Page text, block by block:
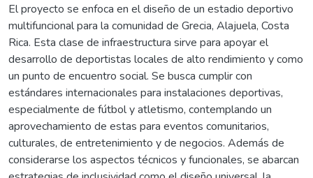
El proyecto se enfoca en el diseño de un estadio deportivo
multifuncional para la comunidad de Grecia, Alajuela, Costa
Rica. Esta clase de infraestructura sirve para apoyar el
desarrollo de deportistas locales de alto rendimiento y como
un punto de encuentro social. Se busca cumplir con
estándares internacionales para instalaciones deportivas,
especialmente de fútbol y atletismo, contemplando un
aprovechamiento de estas para eventos comunitarios,
culturales, de entretenimiento y de negocios. Además de
considerarse los aspectos técnicos y funcionales, se abarcan